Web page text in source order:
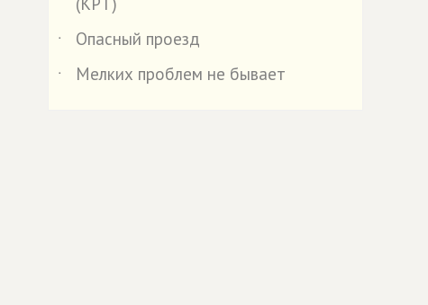
˙
Опасный проезд
˙
Мелких проблем не бывает